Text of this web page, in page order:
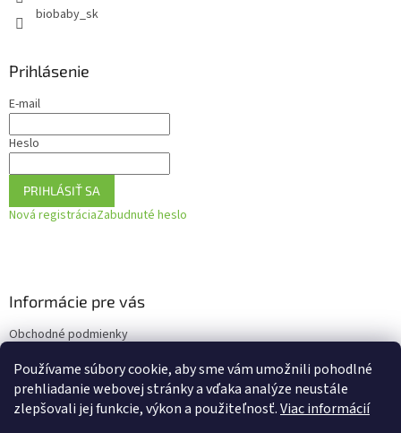
Používame súbory cookie, aby sme vám umožnili pohodlné
prehliadanie webovej stránky a vďaka analýze neustále
zlepšovali jej funkcie, výkon a použiteľnosť.Viac informácií
biobaby_sk
Prihlásenie
E-mail
Heslo
PRIHLÁSIŤ SA
Nová registráciaZabudnuté heslo
Informácie pre vás
Obchodné podmienky
Ako vrátiť tovar